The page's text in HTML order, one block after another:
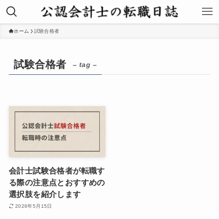
ホーム 試験合格者
試験合格者 – tag –
会計士試験合格者が転職す
る際の注意点とおすすめの
選択肢を紹介します
2026年5月15日